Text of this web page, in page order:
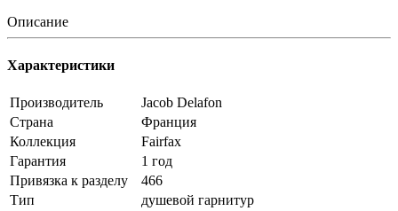
Описание
Характеристики
Производитель
Jacob Delafon
Страна
Франция
Коллекция
Fairfax
Гарантия
1 год
Привязка к разделу
466
Тип
душевой гарнитур